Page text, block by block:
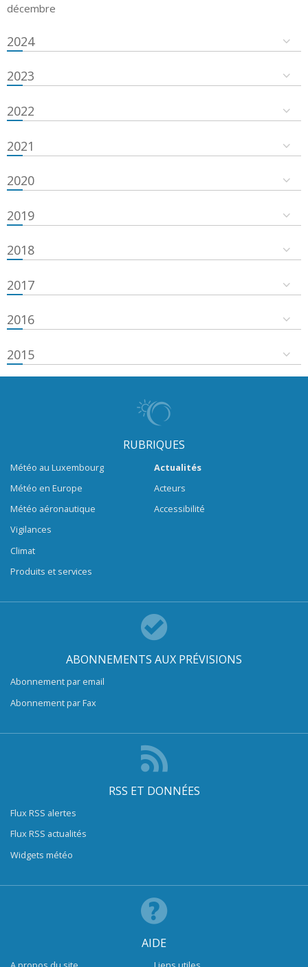
décembre
2024
2023
2022
2021
2020
2019
2018
2017
2016
2015
RUBRIQUES
Météo au Luxembourg
Météo en Europe
Météo aéronautique
Vigilances
Climat
Produits et services
Actualités
Acteurs
Accessibilité
ABONNEMENTS AUX PRÉVISIONS
Abonnement par email
Abonnement par Fax
RSS ET DONNÉES
Flux RSS alertes
Flux RSS actualités
Widgets météo
AIDE